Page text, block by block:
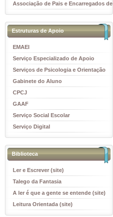
Associação de Pais e Encarregados de
Educação
Estruturas de Apoio
EMAEI
Serviço Especializado de Apoio
Educativo
Serviços de Psicologia e Orientação
(SPO)
Gabinete do Aluno
CPCJ
GAAF
Serviço Social Escolar
Serviço Digital
Biblioteca
Ler e Escrever (site)
Talego da Fantasia
A ler é que a gente se entende (site)
Leitura Orientada (site)